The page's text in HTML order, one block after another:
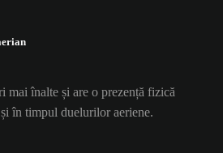
mai înalte și are o prezență fizică
în timpul duelurilor aeriene.